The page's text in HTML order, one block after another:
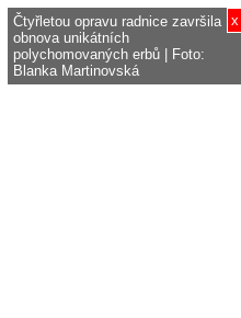
x
Čtyřletou opravu radnice završila
obnova unikátních
polychomovaných erbů | Foto:
Blanka Martinovská